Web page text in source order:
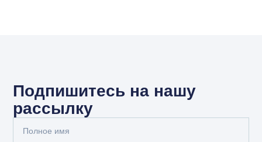
Подпишитесь на нашу
рассылку